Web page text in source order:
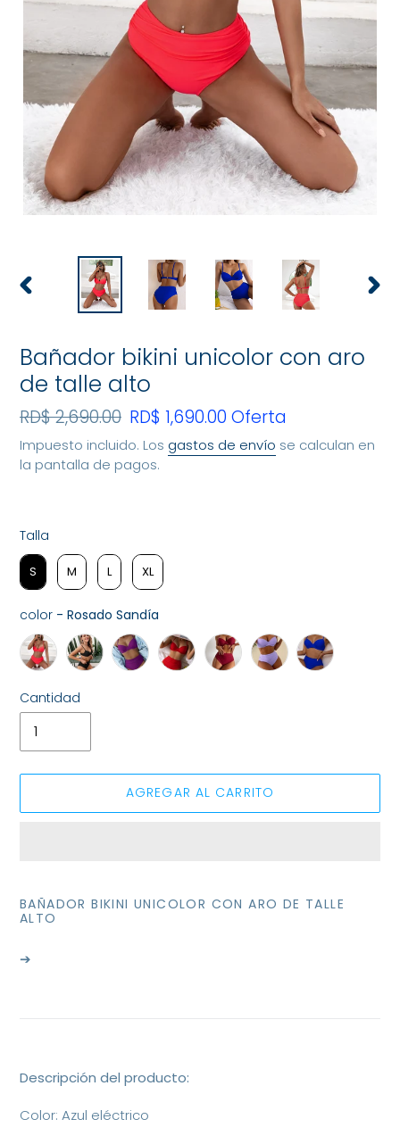
Bañador bikini unicolor con aro
de talle alto
Precio
habitual
RD$ 2,690.00 Precio
de
oferta
RD$ 1,690.00Oferta
Impuesto incluido. Los gastos de envío se calculan en
la pantalla de pagos.
Talla
Talla
S M L XL
color - Rosado Sandía
color
Cantidad
AGREGAR AL CARRITO
el
producto
tu
BAÑADOR BIKINI UNICOLOR CON ARO DE TALLE
ALTO
➔
Descripción del producto:
Color: Azul eléctrico